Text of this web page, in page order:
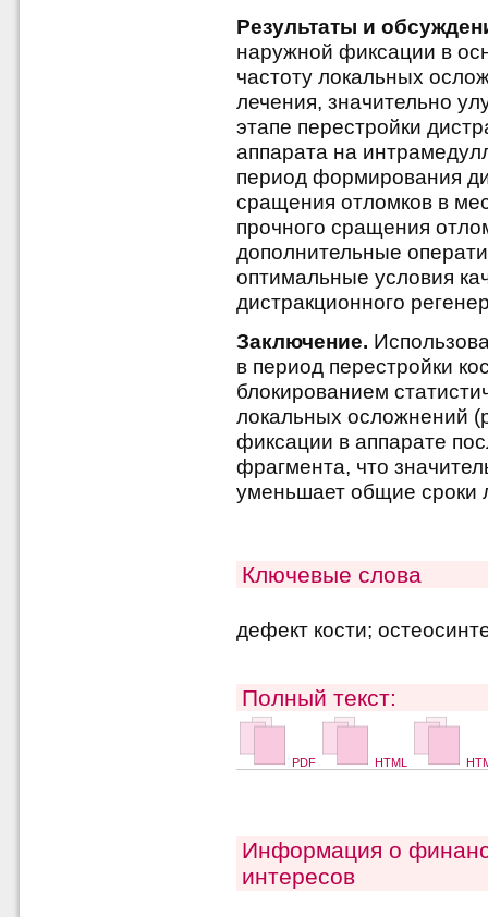
Результаты и
наружной фиксации в
частоту локальных
лечения, значительно
этапе перестройки
аппарата на
период формирования
сращения отломков в
прочного сращения
дополнительные
оптимальные условия
дистракционного
Заключение.
в период перестройки
блокированием
локальных осложнений
фиксации в аппарате
фрагмента, что
уменьшает общие сроки
Ключевые слова
дефект кости;
Полный текст:
PDF HTML
Информация о
интересов